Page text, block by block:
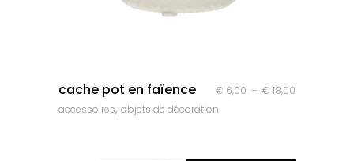
cache pot en faïence € 6,00 – € 18,00
accessoires, objets de décoration